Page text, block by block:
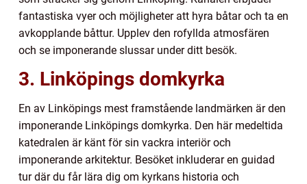
fantastiska vyer och möjligheter att hyra båtar och ta en
avkopplande båttur. Upplev den rofyllda atmosfären
och se imponerande slussar under ditt besök.
3. Linköpings domkyrka
En av Linköpings mest framstående landmärken är den
imponerande Linköpings domkyrka. Den här medeltida
katedralen är känt för sin vackra interiör och
imponerande arkitektur. Besöket inkluderar en guidad
tur där du får lära dig om kyrkans historia och